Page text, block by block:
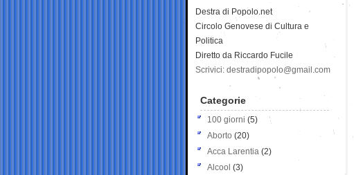
Destra di Popolo.net
Circolo Genovese di Cultura e
Politica
Diretto da Riccardo Fucile
Scrivici: destradipopolo@gmail.com
Categorie
100 giorni (5)
Aborto (20)
Acca Larentia (2)
Alcool (3)